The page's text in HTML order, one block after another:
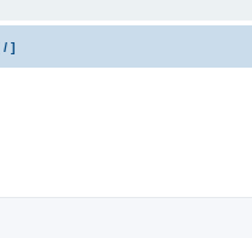
/ ]